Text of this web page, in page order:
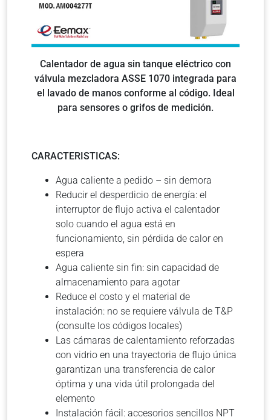
Calentador de agua sin tanque eléctrico con
válvula mezcladora ASSE 1070 integrada para
el lavado de manos conforme al código. Ideal
para sensores o grifos de medición.
CARACTERISTICAS:
Agua caliente a pedido – sin demora
Reducir el desperdicio de energía: el
interruptor de flujo activa el calentador
solo cuando el agua está en
funcionamiento, sin pérdida de calor en
espera
Agua caliente sin fin: sin capacidad de
almacenamiento para agotar
Reduce el costo y el material de
instalación: no se requiere válvula de T&P
(consulte los códigos locales)
Las cámaras de calentamiento reforzadas
con vidrio en una trayectoria de flujo única
garantizan una transferencia de calor
óptima y una vida útil prolongada del
elemento
Instalación fácil: accesorios sencillos NPT